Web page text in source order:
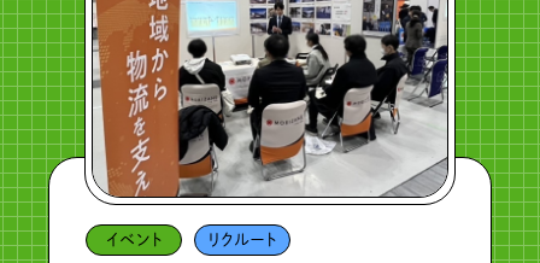
イベント リクルート